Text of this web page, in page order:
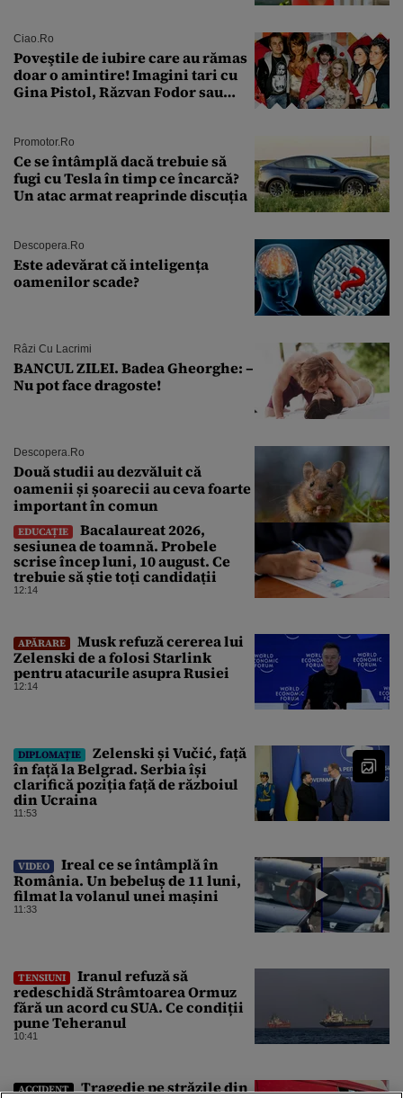
îmi salvez viața”
Ciao.ro
Poveştile de iubire care au rămas
doar o amintire! Imagini tari cu
Gina Pistol, Răzvan Fodor sau
Promotor.ro
Ce se întâmplă dacă trebuie să
fugi cu Tesla în timp ce încarcă?
Un atac armat reaprinde discuția
Descopera.ro
Este adevărat că inteligența
oamenilor scade?
Râzi Cu Lacrimi
BANCUL ZILEI. Badea Gheorghe: –
Nu pot face dragoste!
Descopera.ro
Două studii au dezvăluit că
oamenii și șoarecii au ceva foarte
important în comun
EDUCAȚIE
Bacalaureat 2026,
sesiunea de toamnă. Probele
scrise încep luni, 10 august. Ce
trebuie să știe toți candidații
12:14
APĂRARE
Musk refuză cererea lui
Zelenski de a folosi Starlink
pentru atacurile asupra Rusiei
12:14
DIPLOMAȚIE
Zelenski și Vučić, față
în față la Belgrad. Serbia își
clarifică poziția față de războiul
din Ucraina
11:53
VIDEO
Ireal ce se întâmplă în
România. Un bebeluș de 11 luni,
filmat la volanul unei mașini
11:33
TENSIUNI
Iranul refuză să
redeschidă Strâmtoarea Ormuz
fără un acord cu SUA. Ce condiții
pune Teheranul
10:41
ACCIDENT
Tragedie pe străzile din